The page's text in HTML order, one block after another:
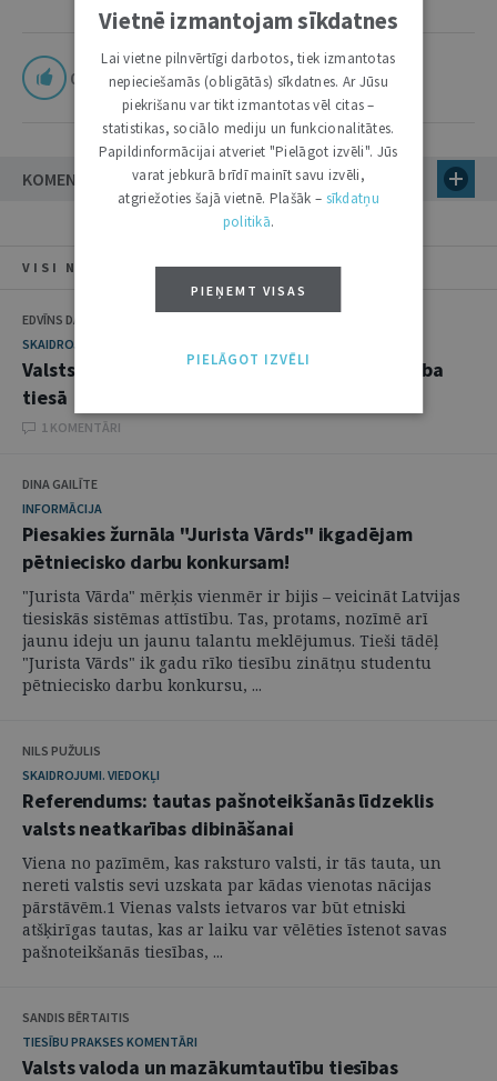
0
KOMENTĀRI
VISI NUMURA RAKSTI
EDVĪNS DANOVSKIS
SKAIDROJUMI. VIEDOKĻI
Valsts pārvaldes iestādes statuss un pārstāvība
tiesā
1 KOMENTĀRI
DINA GAILĪTE
INFORMĀCIJA
Piesakies žurnāla "Jurista Vārds" ikgadējam
pētniecisko darbu konkursam!
"Jurista Vārda" mērķis vienmēr ir bijis – veicināt Latvijas
tiesiskās sistēmas attīstību. Tas, protams, nozīmē arī
jaunu ideju un jaunu talantu meklējumus. Tieši tādēļ
"Jurista Vārds" ik gadu rīko tiesību zinātņu studentu
pētniecisko darbu konkursu, ...
NILS PUŽULIS
SKAIDROJUMI. VIEDOKĻI
Referendums: tautas pašnoteikšanās līdzeklis
valsts neatkarības dibināšanai
Viena no pazīmēm, kas raksturo valsti, ir tās tauta, un
nereti valstis sevi uzskata par kādas vienotas nācijas
pārstāvēm.1 Vienas valsts ietvaros var būt etniski
atšķirīgas tautas, kas ar laiku var vēlēties īstenot savas
pašnoteikšanās tiesības, ...
SANDIS BĒRTAITIS
TIESĪBU PRAKSES KOMENTĀRI
Valsts valoda un mazākumtautību tiesības
Vietnē izmantojam sīkdatnes
Lai vietne pilnvērtīgi darbotos, tiek izmantotas
nepieciešamās (obligātās) sīkdatnes. Ar Jūsu
piekrišanu var tikt izmantotas vēl citas –
statistikas, sociālo mediju un funkcionalitātes.
Papildinformācijai atveriet "Pielāgot izvēli". Jūs
varat jebkurā brīdī mainīt savu izvēli,
atgriežoties šajā vietnē. Plašāk – sīkdatņu
politikā.
PIEŅEMT VISAS
PIELĀGOT IZVĒLI